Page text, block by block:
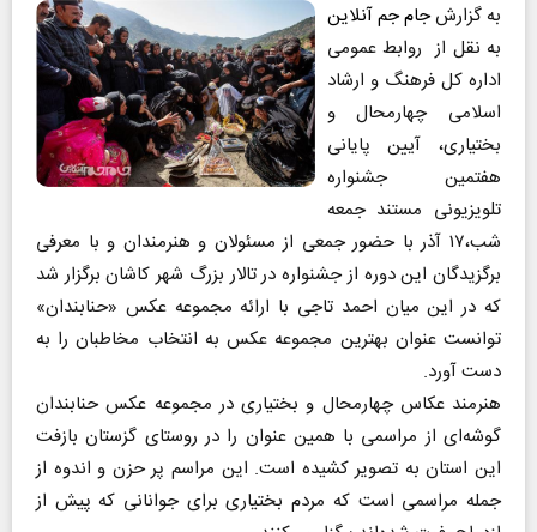
به گزارشجام جم آنلاین
به نقل از روابط عمومی
اداره کل فرهنگ و ارشاد
اسلامی چهارمحال و
بختیاری، آیین پایانی
هفتمین جشنواره
تلویزیونی مستند جمعه
شب،۱۷ آذر با حضور جمعی از مسئولان و هنرمندان و با معرفی
برگزیدگان این دوره از جشنواره در تالار بزرگ شهر کاشان برگزار شد
که در این میان احمد تاجی با ارائه مجموعه عکس «حنابندان»
توانست عنوان بهترین مجموعه عکس به انتخاب مخاطبان را به
دست آورد.
هنرمند عکاس چهارمحال و بختیاری در مجموعه عکس حنابندان
گوشه‌ای از مراسمی با همین عنوان را در روستای گزستان بازفت
این استان به تصویر کشیده است. این مراسم پر حزن و اندوه از
جمله مراسمی است که مردم بختیاری برای جوانانی که پیش از